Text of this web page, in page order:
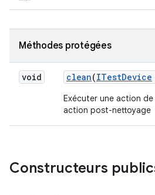
Méthodes protégées
void clean(ITestDevice
Exécuter une action
action post-nettoyage
Constructeurs